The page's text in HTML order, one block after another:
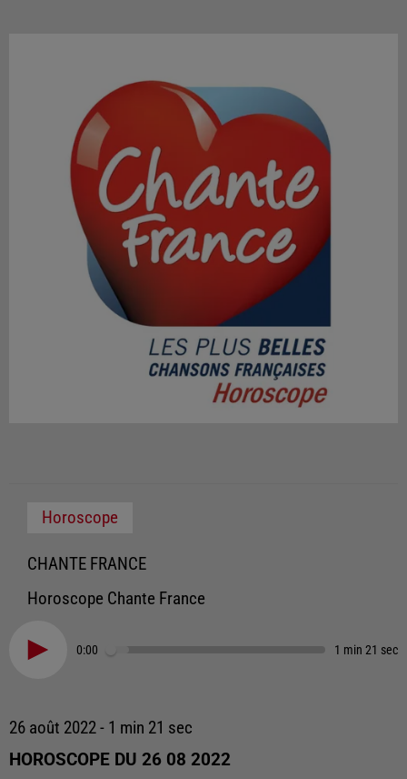
Horoscope
CHANTE FRANCE
Horoscope Chante France
0:00 1 min 21 sec
26 août 2022 - 1 min 21 sec
HOROSCOPE DU 26 08 2022